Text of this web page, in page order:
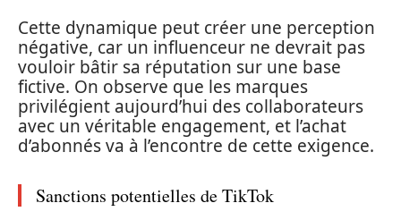
Cette dynamique peut créer une perception
négative, car un influenceur ne devrait pas
vouloir bâtir sa réputation sur une base
fictive. On observe que les marques
privilégient aujourd’hui des collaborateurs
avec un véritable engagement, et l’achat
d’abonnés va à l’encontre de cette exigence.
Sanctions potentielles de TikTok